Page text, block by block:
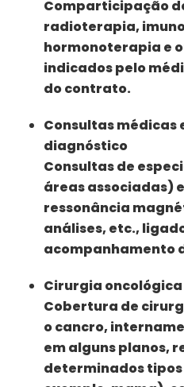
Comparticipação
radioterapia,
hormonoterapia e
indicados pelo
do contrato.
Consultas médicas
diagnóstico
Consultas de
áreas associadas)
ressonância
análises, etc.,
acompanhamento
Cirurgia
Cobertura de
o cancro,
em alguns planos,
determinados